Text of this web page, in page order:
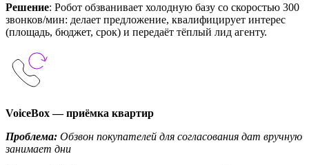
Решение: Робот обзванивает холодную базу со скоростью 300
звонков/мин: делает предложение, квалифицирует интерес
(площадь, бюджет, срок) и передаёт тёплый лид агенту.
VoiceBox — приёмка квартир
Проблема: Обзвон покупателей для согласования дат вручную
занимает дни